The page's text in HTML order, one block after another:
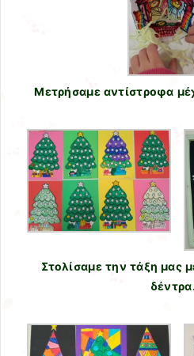
Μετρήσαμε αντίστροφα
Στολίσαμε την τάξη μας